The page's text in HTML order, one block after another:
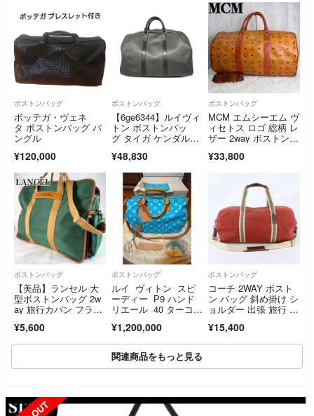
ボストンバッグ
ボッテガ・ヴェネ
タ ボストンバッグ バ
ングル
¥120,000
ボストンバッグ
【6ge6344】ルイヴィ
トン ボストンバッ
グ タイガ ケンダルP
ズ【中古】メンズ
¥48,830
ボストンバッグ
MCM エムシーエム ヴ
ィセトス ロゴ 総柄 レ
ザー 2way ボストンバ
¥33,800
ボストンバッグ
【美品】ランセル 大
型ボストンバッグ 2w
ay 旅行カバン フラン
¥5,600
ボストンバッグ
ルイ ヴィトン スピ
ーディー P9 ハンド
リエール 40 ターコイ
¥1,200,000
ボストンバッグ
コーチ 2WAY ボスト
ン バッグ 斜め掛け シ
ョルダー 出張 旅行 ト
ス メンズ WGE EL5-5
¥15,400
関連商品をもっと見る
SOLD OUT